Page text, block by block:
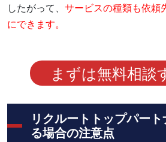
したがって、 サービスの種類も依頼
にできます。
まずは無料相
リクルートトップパー
る場合の注意点